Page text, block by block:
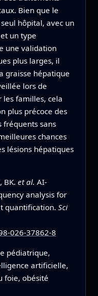
Bien que le
hôpital, avec un
un type
une validation
plus larges, il
graisse hépatique
lors de
les familles, cela
plus précoce des
fréquents sans
chances
lésions hépatiques
BK. et al. AI-
analysis for
quantification. Sci
026-37862-8
pédiatrique,
artificielle,
foie, obésité